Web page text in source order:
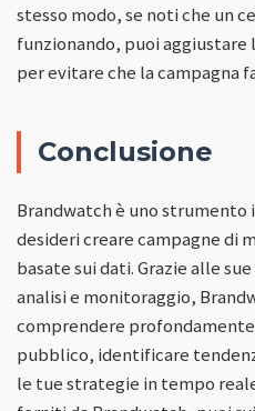
stesso modo, se noti che un
funzionando, puoi
per evitare che la campagna
Conclusione
Brandwatch è uno
desideri creare campagne di
basate sui dati. Grazie alle
analisi e monitoraggio,
comprendere
pubblico, identificare
le tue strategie in tempo